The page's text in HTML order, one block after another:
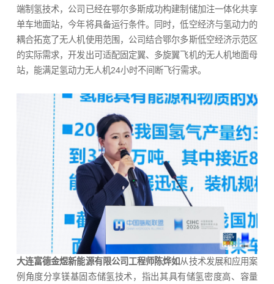
端制氢技术，公司已经在鄂尔多斯成功构建制储加注一体化共享
单车地面站，今年将具备运行条件。同时，低空经济与氢动力的
耦合拓宽了无人机使用范围，公司结合鄂尔多斯低空经济示范区
的实际需求，开发出可适配固定翼、多旋翼飞机的无人机地面母
站，能满足氢动力无人机24小时不间断飞行需求。
大连富德金煜新能源有限公司工程师陈烨如从技术发展和应用案
例角度分享镁基固态储氢技术，指出其具有储氢密度高、容量